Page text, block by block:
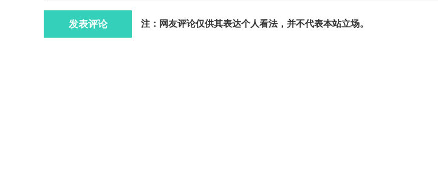
注：网友评论仅供其表达个人看法，并不代表本站立场。